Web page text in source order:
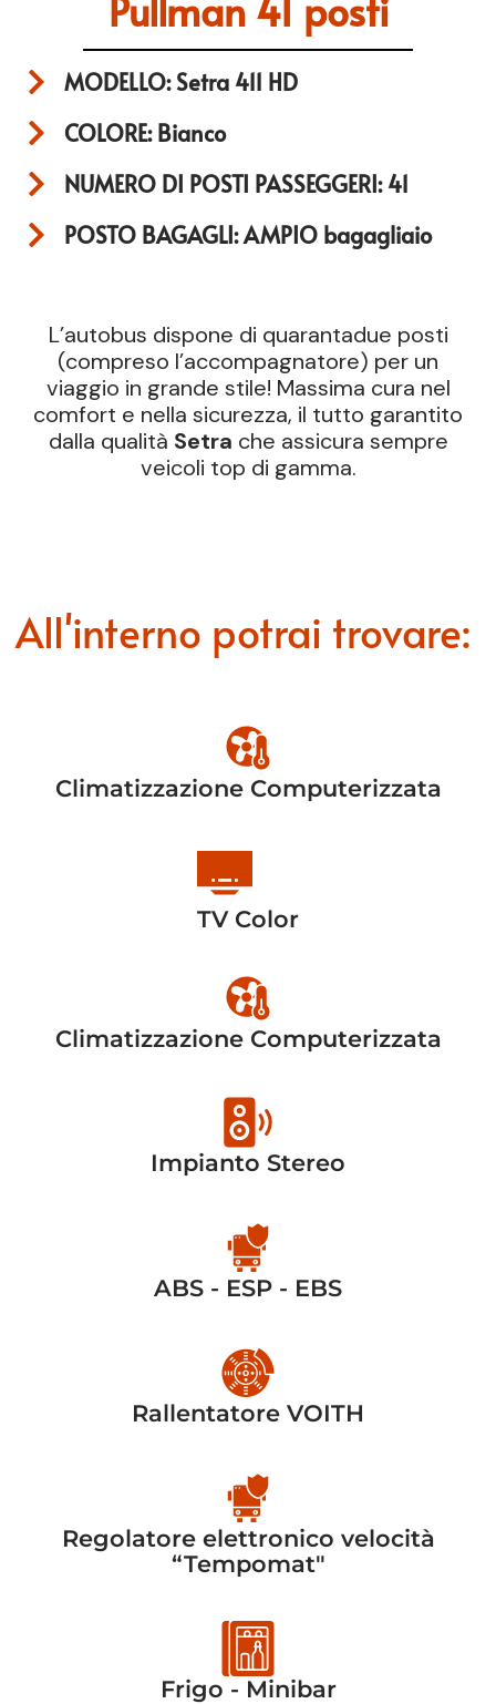
MODELLO: Setra 411 HD
COLORE: Bianco
NUMERO DI POSTI PASSEGGERI: 41
POSTO BAGAGLI: AMPIO bagagliaio
L’autobus dispone di quarantadue posti
(compreso l’accompagnatore) per un
viaggio in grande stile! Massima cura nel
comfort e nella sicurezza, il tutto garantito
dalla qualità Setra che assicura sempre
veicoli top di gamma.
All'interno potrai trovare:
Climatizzazione Computerizzata
TV Color
Climatizzazione Computerizzata
Impianto Stereo
ABS - ESP - EBS
Rallentatore VOITH
Regolatore elettronico velocità
“Tempomat"
Frigo - Minibar